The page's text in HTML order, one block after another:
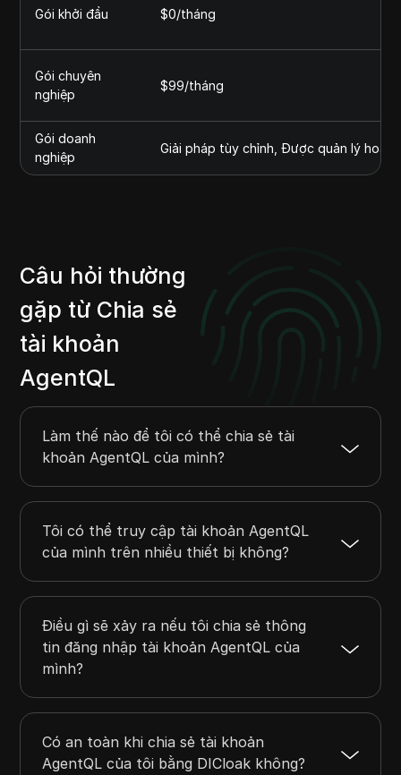
Gói khởi đầu $0/tháng
Gói chuyên
nghiệp
$99/tháng
Gói doanh
nghiệp
Giải pháp tùy chỉnh, Được quản lý
Câu hỏi thường
gặp từ Chia sẻ
tài khoản
AgentQL
Làm thế nào để tôi có thể chia sẻ tài
khoản AgentQL của mình?
Tôi có thể truy cập tài khoản AgentQL
của mình trên nhiều thiết bị không?
Điều gì sẽ xảy ra nếu tôi chia sẻ thông
tin đăng nhập tài khoản AgentQL của
mình?
Có an toàn khi chia sẻ tài khoản
AgentQL của tôi bằng DICloak không?